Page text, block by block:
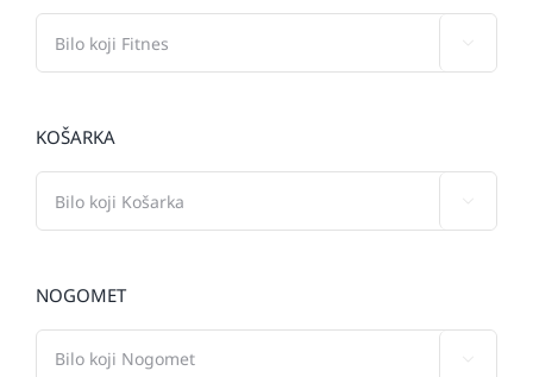
KOŠARKA
NOGOMET